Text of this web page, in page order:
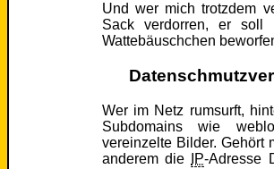
Und wer mich trotzdem
Sack verdorren, er
Wattebäuschchen
Wer im Netz rumsurft,
Subdomains wie
vereinzelte Bilder. Gehört
anderem die
IP-Adresse